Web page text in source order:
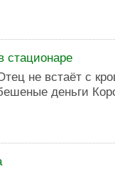
стационаре
не встаёт с
деньги